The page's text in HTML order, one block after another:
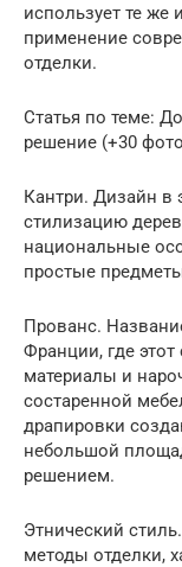
использует те
применение
отделки.
Статья по теме:
решение (+30
Кантри. Дизайн в
стилизацию
национальные
простые
Прованс.
Франции, где
материалы и
состаренной
драпировки
небольшой
решением.
Этнический
методы отделки,